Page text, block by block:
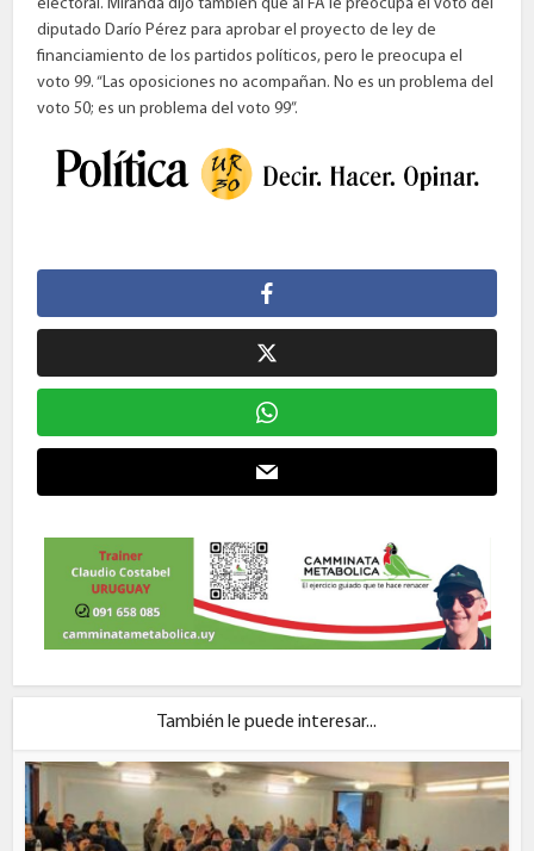
electoral. Miranda dijo también que al FA le preocupa el voto del
diputado Darío Pérez para aprobar el proyecto de ley de
financiamiento de los partidos políticos, pero le preocupa el
voto 99. “Las oposiciones no acompañan. No es un problema del
voto 50; es un problema del voto 99”.
También le puede interesar...